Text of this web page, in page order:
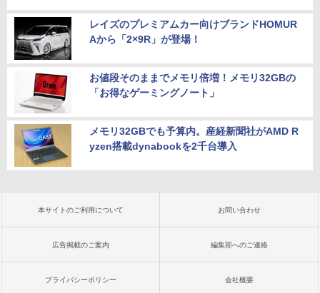
レイズのプレミアムカー向けブランドHOMUR
Aから「2×9R」が登場！
お値段そのままでメモリ倍増！メモリ32GBの
「お得なゲーミングノート」
メモリ32GBでも予算内。産経新聞社がAMD R
yzen搭載dynabookを2千台導入
本サイトのご利用について お問い合わせ
広告掲載のご案内 編集部へのご連絡
プライバシーポリシー 会社概要